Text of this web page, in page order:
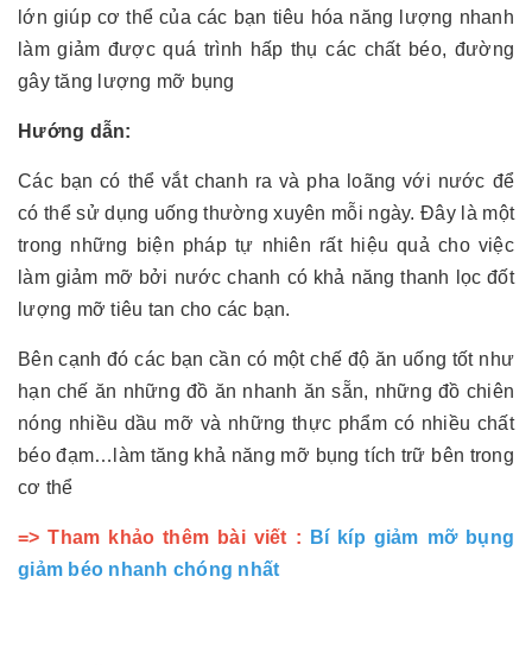
lớn giúp cơ thể của các bạn tiêu hóa năng lượng nhanh
làm giảm được quá trình hấp thụ các chất béo, đường
gây tăng lượng mỡ bụng
Hướng dẫn:
Các bạn có thể vắt chanh ra và pha loãng với nước để
có thể sử dụng uống thường xuyên mỗi ngày. Đây là một
trong những biện pháp tự nhiên rất hiệu quả cho việc
làm giảm mỡ bởi nước chanh có khả năng thanh lọc đốt
lượng mỡ tiêu tan cho các bạn.
Bên cạnh đó các bạn cần có một chế độ ăn uống tốt như
hạn chế ăn những đồ ăn nhanh ăn sẵn, những đồ chiên
nóng nhiều dầu mỡ và những thực phẩm có nhiều chất
béo đạm…làm tăng khả năng mỡ bụng tích trữ bên trong
cơ thể
=> Tham khảo thêm bài viết :
Bí kíp giảm mỡ bụng
giảm béo nhanh chóng nhất